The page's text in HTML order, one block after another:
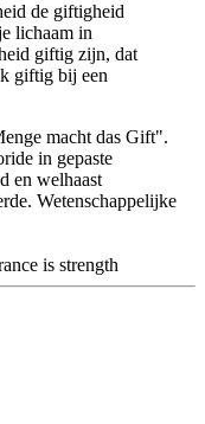
de giftigheid
lichaam in
giftig zijn, dat
giftig bij een
macht das Gift".
in gepaste
en welhaast
Wetenschappelijke
is strength